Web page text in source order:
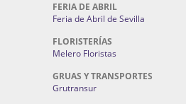
FERIA DE ABRIL
Feria de Abril de Sevilla
FLORISTERÍAS
Melero Floristas
GRUAS Y TRANSPORTES
Grutransur